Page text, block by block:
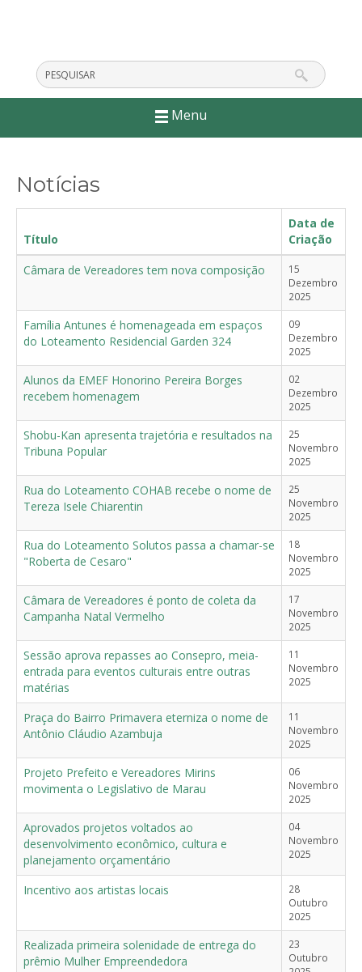
Menu
Notícias
Título
Data de
Criação
Câmara de Vereadores tem nova composição
15
Dezembro
2025
Família Antunes é homenageada em espaços
do Loteamento Residencial Garden 324
09
Dezembro
2025
Alunos da EMEF Honorino Pereira Borges
recebem homenagem
02
Dezembro
2025
Shobu-Kan apresenta trajetória e resultados na
Tribuna Popular
25
Novembro
2025
Rua do Loteamento COHAB recebe o nome de
Tereza Isele Chiarentin
25
Novembro
2025
Rua do Loteamento Solutos passa a chamar-se
"Roberta de Cesaro"
18
Novembro
2025
Câmara de Vereadores é ponto de coleta da
Campanha Natal Vermelho
17
Novembro
2025
Sessão aprova repasses ao Consepro, meia-
entrada para eventos culturais entre outras
matérias
11
Novembro
2025
Praça do Bairro Primavera eterniza o nome de
Antônio Cláudio Azambuja
11
Novembro
2025
Projeto Prefeito e Vereadores Mirins
movimenta o Legislativo de Marau
06
Novembro
2025
Aprovados projetos voltados ao
desenvolvimento econômico, cultura e
planejamento orçamentário
04
Novembro
2025
Incentivo aos artistas locais
28
Outubro
2025
Realizada primeira solenidade de entrega do
prêmio Mulher Empreendedora
23
Outubro